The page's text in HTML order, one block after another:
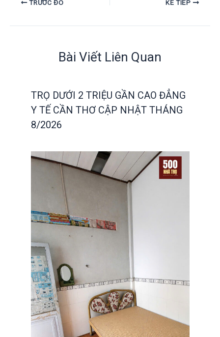
TRƯỚC ĐÓ KẾ TIẾP
Bài Viết Liên Quan
TRỌ DƯỚI 2 TRIỆU GẦN CAO ĐẲNG
Y TẾ CẦN THƠ CẬP NHẬT THÁNG
8/2026